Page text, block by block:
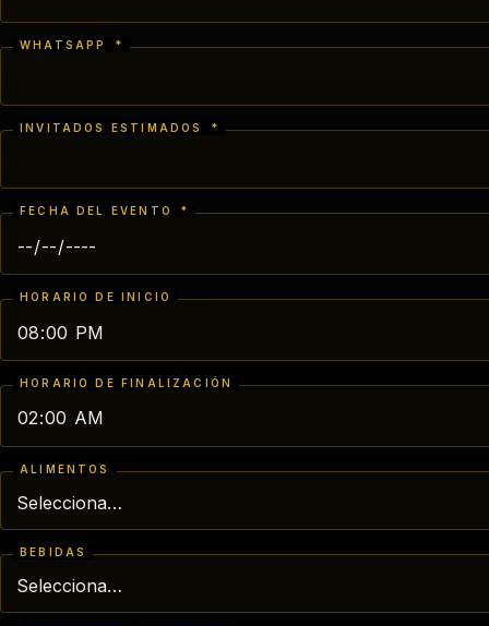
WHATSAPP *
INVITADOS ESTIMADOS *
FECHA DEL EVENTO *
HORARIO DE INICIO
HORARIO DE FINALIZACIÓN
ALIMENTOS
BEBIDAS